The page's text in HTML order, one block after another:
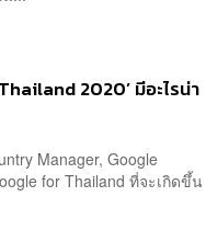
2020’ มีอะไรน่า
Manager, Google
for Thailand ที่จะเกิดขึ้น